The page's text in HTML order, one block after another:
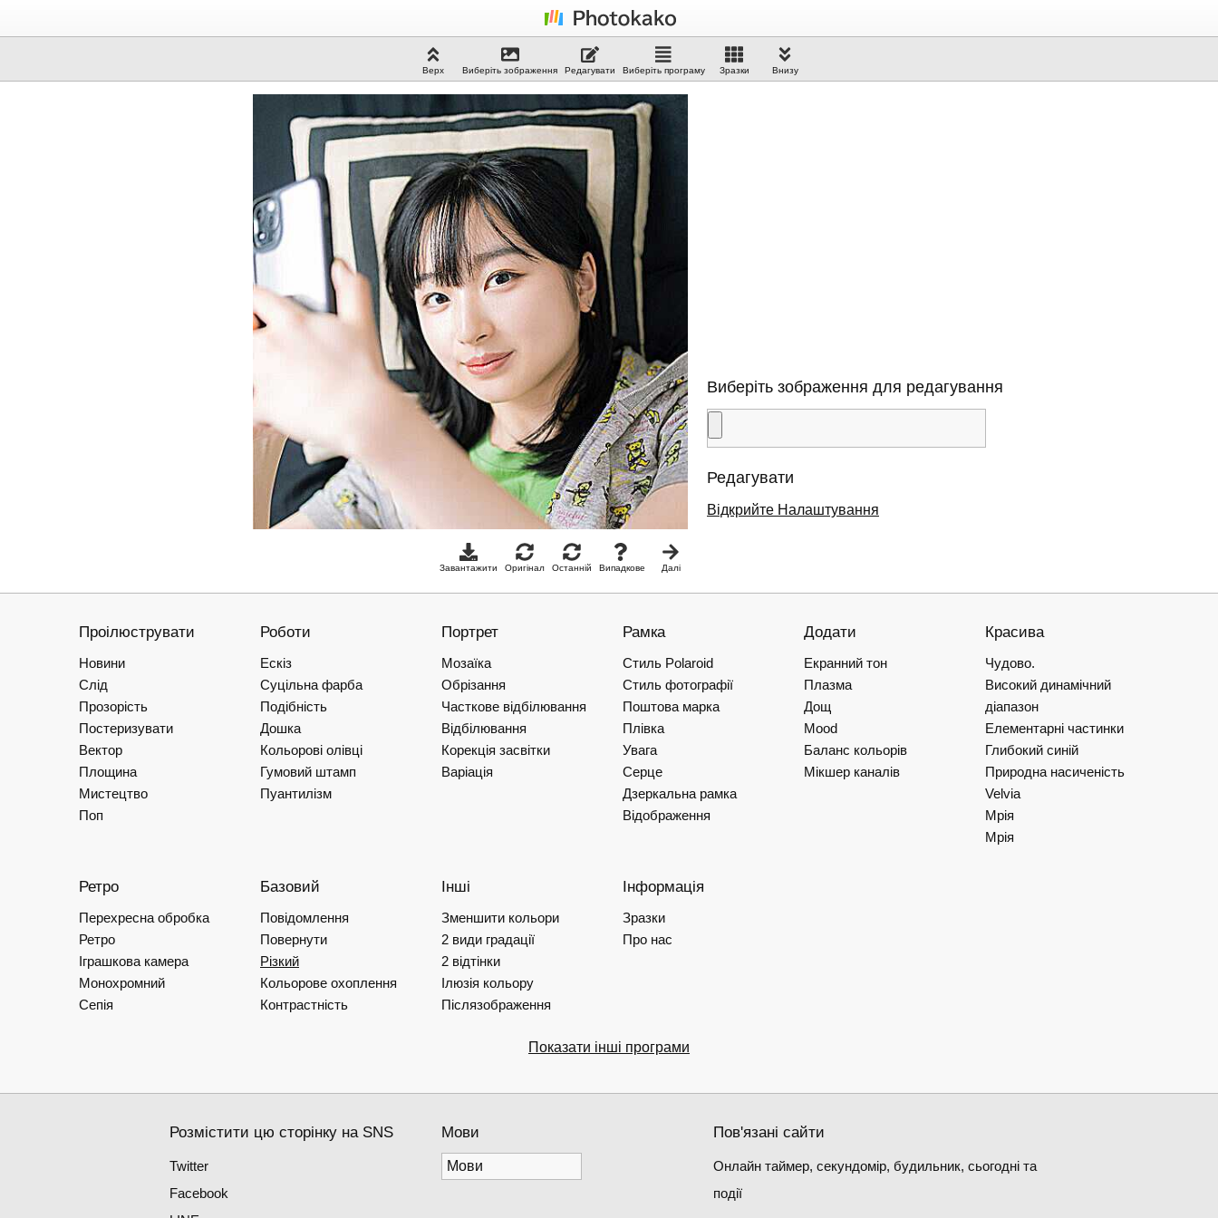
Верх Виберіть зображення Редагувати Виберіть програму Зразки Внизу
Завантажити Оригінал Останній Випадкове Далі
Виберіть зображення для редагування
Редагувати
Відкрийте Налаштування
Проілюструвати
Новини
Слід
Прозорість
Постеризувати
Вектор
Площина
Мистецтво
Поп
Роботи
Ескіз
Суцільна фарба
Подібність
Дошка
Кольорові олівці
Гумовий штамп
Пуантилізм
Портрет
Мозаїка
Обрізання
Часткове відбілювання
Відбілювання
Корекція засвітки
Варіація
Рамка
Стиль Polaroid
Стиль фотографії
Поштова марка
Плівка
Увага
Серце
Дзеркальна рамка
Відображення
Додати
Екранний тон
Плазма
Дощ
Mood
Баланс кольорів
Мікшер каналів
Красива
Чудово.
Високий динамічний
діапазон
Елементарні частинки
Глибокий синій
Природна насиченість
Velvia
Мрія
Мрія
Ретро
Перехресна обробка
Ретро
Іграшкова камера
Монохромний
Сепія
Базовий
Повідомлення
Повернути
Різкий
Кольорове охоплення
Контрастність
Інші
Зменшити кольори
2 види градації
2 відтінки
Ілюзія кольору
Післязображення
Інформація
Зразки
Про нас
Показати інші програми
Розмістити цю сторінку на SNS
Twitter
Facebook
Мови Пов'язані сайти
Онлайн таймер, секундомір, будильник, сьогодні та
події